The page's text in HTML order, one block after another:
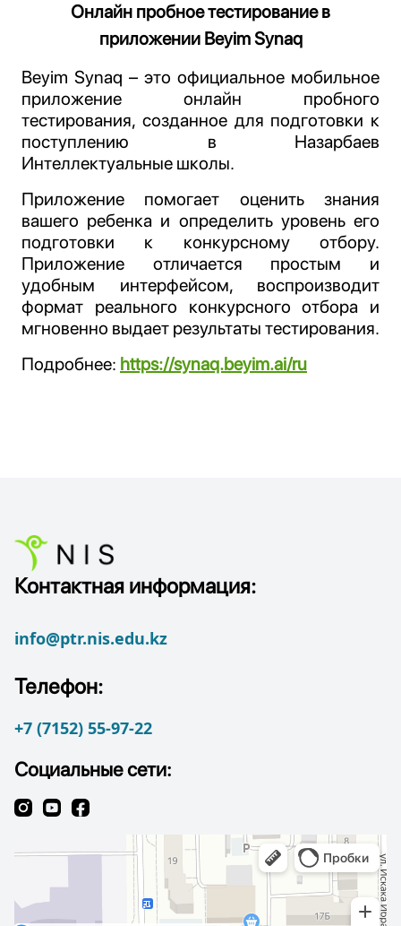
Онлайн пробное тестирование в
приложении Beyim Synaq
Beyim Synaq – это официальное мобильное
приложение онлайн пробного
тестирования, созданное для подготовки к
поступлению в Назарбаев
Интеллектуальные школы.
Приложение помогает оценить знания
вашего ребенка и определить уровень его
подготовки к конкурсному отбору.
Приложение отличается простым и
удобным интерфейсом, воспроизводит
формат реального конкурсного отбора и
мгновенно выдает результаты тестирования.
Подробнее: https://synaq.beyim.ai/ru
Контактная информация:
info@ptr.nis.edu.kz
Телефон:
+7 (7152) 55-97-22
Социальные сети: